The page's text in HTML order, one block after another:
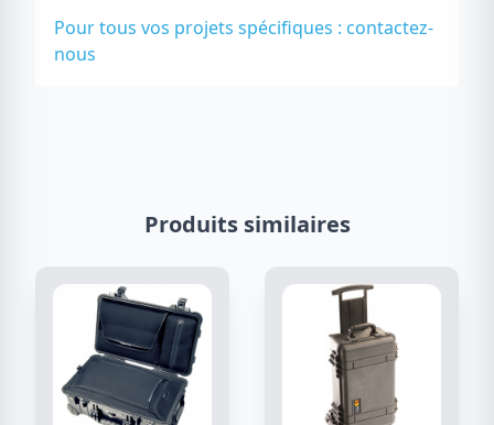
Pour tous vos projets spécifiques : contactez-
nous
Produits similaires